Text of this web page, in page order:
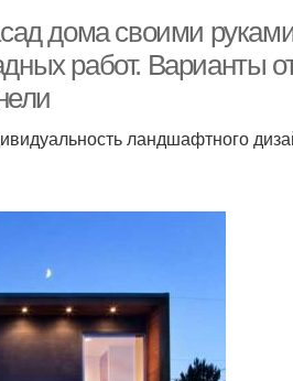
дома своими
работ. Варианты
ландшафтного